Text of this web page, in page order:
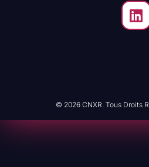
© 2026 CNXR. Tous Droits